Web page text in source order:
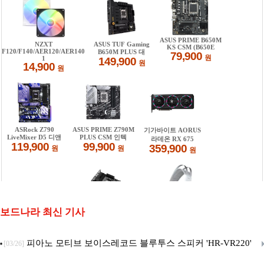
보드나라 최신 기사
[03/26] 피아노 모티브 보이스레코드 블루투스 스피커 'HR-VR220'